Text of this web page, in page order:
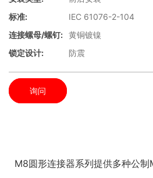
标准:
IEC 61076-2-104
连接螺母/螺钉: 黄铜镀镍
锁定设计:
防震
询问
M8圆形连接器系列提供多种公